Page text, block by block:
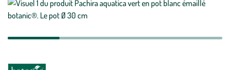
Mettre
Mettre